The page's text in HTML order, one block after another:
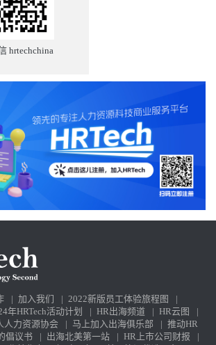
hrtechchina
| 加入我们 | 2022新版员工体验旅程图
|
年HRTech活动计划 | HR出海频道 | HR云图
|
人力资源协会 | 马上加入出海俱乐部 | 推动HR
倡议书
| 出海北美第一站 | HR上市公司财报
|